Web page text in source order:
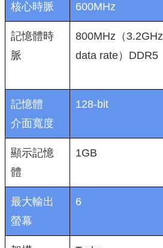
核心時脈 600MHz
記憶體時
脈
800MHz（3.2GHz
data rate）DDR5
記憶體
介面寬度
128-bit
顯示記憶
體
1GB
最大輸出
螢幕
6